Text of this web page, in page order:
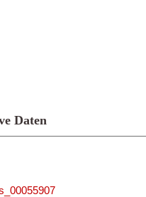
Daten